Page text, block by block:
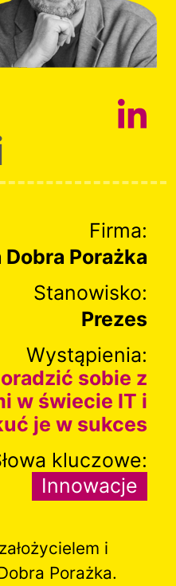
Firma:
Porażka
Stanowisko:
Prezes
Wystąpienia:
sobie z
w świecie IT i
je w sukces
kluczowe:
Innowacje
i
Porażka.